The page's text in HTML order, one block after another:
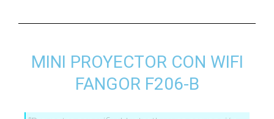
MINI PROYECTOR CON WIFI
FANGOR F206-B